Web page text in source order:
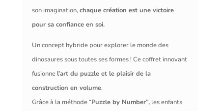
son imagination,chaque création est une victoire
pour sa confiance en soi.
Un concept hybride pour explorer le monde des
dinosaures sous toutes ses formes ! Ce coffret innovant
fusionnel’art du puzzle et le plaisir de la
construction en volume.
Grâce à la méthode “Puzzle by Number”,les enfants